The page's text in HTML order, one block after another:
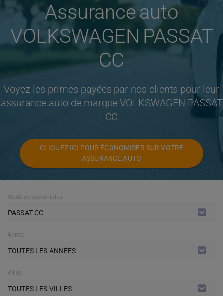
Assurance auto
VOLKSWAGEN PASSAT
CC
Voyez les primes payées par nos clients pour leur
assurance auto de marque VOLKSWAGEN PASSAT
CC
CLIQUEZ ICI POUR ÉCONOMISER SUR VOTRE
ASSURANCE AUTO
Modèles disponibles
PASSAT CC
Année
TOUTES LES ANNÉES
Villes
TOUTES LES VILLES